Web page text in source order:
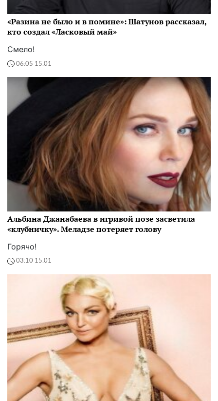
«Разина не было и в помине»: Шатунов рассказал,
кто создал «Ласковый май»
Смело!
06:05 15.01
Альбина Джанабаева в игривой позе засветила
«клубничку». Меладзе потеряет голову
Горячо!
03:10 15.01